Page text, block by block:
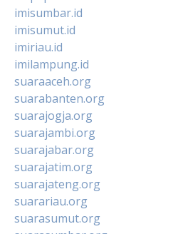
imisumbar.id
imisumut.id
imiriau.id
imilampung.id
suaraaceh.org
suarabanten.org
suarajogja.org
suarajambi.org
suarajabar.org
suarajatim.org
suarajateng.org
suarariau.org
suarasumut.org